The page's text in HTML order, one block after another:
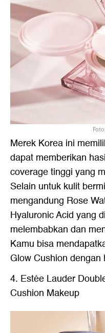
Merek Korea ini
dapat memberikan
coverage tinggi yang
Selain untuk kulit
mengandung Rose
Hyaluronic Acid yang
melembabkan dan
Kamu bisa
Glow Cushion
4. Estée Lauder
Cushion Makeup